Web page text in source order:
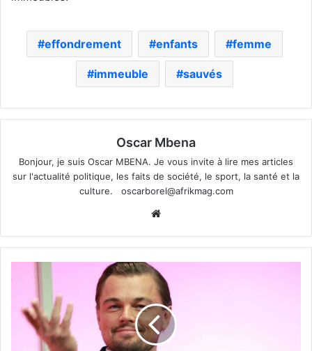
effondrement enfants femme
immeuble sauvés
Oscar Mbena
Bonjour, je suis Oscar MBENA. Je vous invite à lire mes articles
sur l'actualité politique, les faits de société, le sport, la santé et la
culture. oscarborel@afrikmag.com